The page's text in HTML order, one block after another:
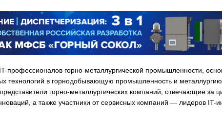
профессионалов горно-металлургической промышленности,
технологий в горнодобывающую промышленность и
горно-металлургических компаний, отвечающие за
а также участники от сервисных компаний — лидеров IT-